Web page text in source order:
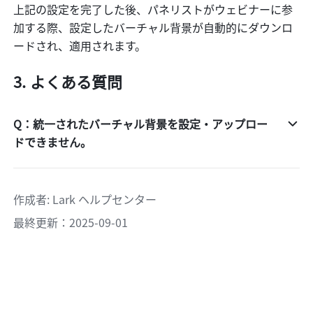
上記の設定を完了した後、パネリストがウェビナーに参
加する際、設定したバーチャル背景が自動的にダウンロ
ードされ、適用されます。
よくある質問
Q：統一されたバーチャル背景を設定・アップロー
ドできません。
作成者: Lark ヘルプセンター
最終更新：2025-09-01